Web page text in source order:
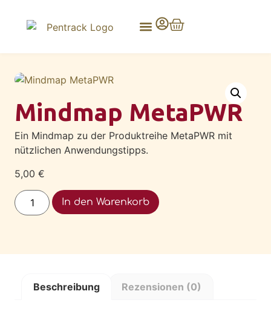
Mindmap MetaPWR
Ein Mindmap zu der Produktreihe MetaPWR mit
nützlichen Anwendungstipps.
5,00 €
In den Warenkorb
Beschreibung Rezensionen (0)